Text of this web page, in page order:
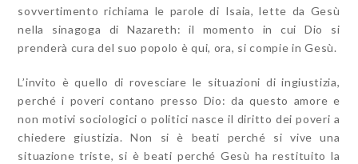
sovvertimento richiama le parole di Isaia, lette da Gesù
nella sinagoga di Nazareth: il momento in cui Dio si
prenderà cura del suo popolo è qui, ora, si compie in Gesù.
L’invito è quello di rovesciare le situazioni di ingiustizia,
perché i poveri contano presso Dio: da questo amore e
non motivi sociologici o politici nasce il diritto dei poveri a
chiedere giustizia. Non si è beati perché si vive una
situazione triste, si è beati perché Gesù ha restituito la